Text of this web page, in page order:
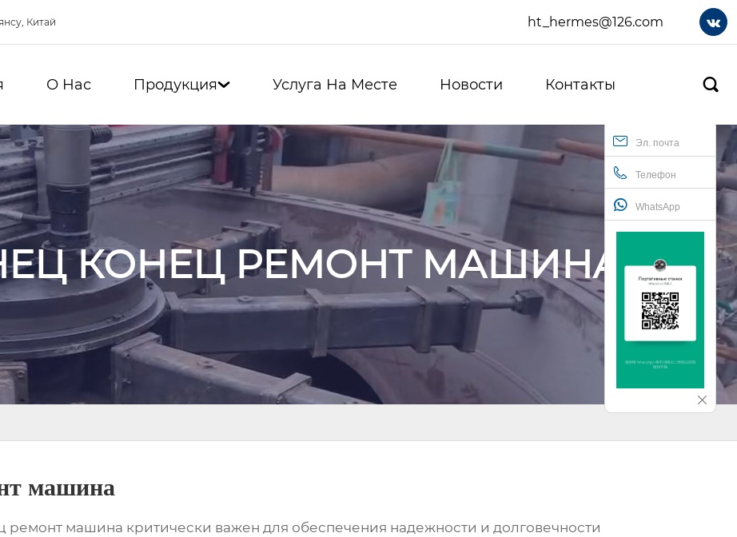
Китай ht_hermes@126.com 
О Нас Продукция Услуга На Месте Новости Контакты 
Эл. почта
Телефон
WhatsApp
КОНЕЦ РЕМОНТ МАШИНА
машина
ремонт машина критически важен для обеспечения надежности и долговечности